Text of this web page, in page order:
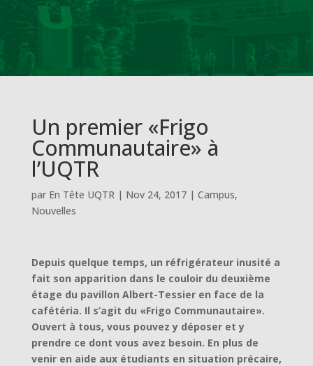
Un premier «Frigo
Communautaire» à
l’UQTR
par En Tête UQTR| Nov 24, 2017| Campus,
Nouvelles
Depuis quelque temps, un réfrigérateur inusité a
fait son apparition dans le couloir du deuxième
étage du pavillon Albert-Tessier en face de la
cafétéria. Il s’agit du «Frigo Communautaire».
Ouvert à tous, vous pouvez y déposer et y
prendre ce dont vous avez besoin. En plus de
venir en aide aux étudiants en situation précaire,